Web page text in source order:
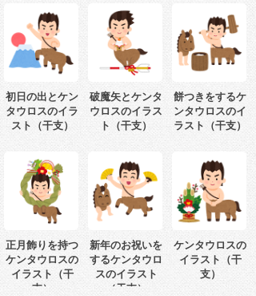
初日の出とケン
タウロスのイラ
スト（干支）
破魔矢とケンタ
ウロスのイラス
ト（干支）
餅つきをするケ
ンタウロスのイ
ラスト（干支）
正月飾りを持つ
ケンタウロスの
イラスト（干
支）
新年のお祝いを
するケンタウロ
スのイラスト
（干支）
ケンタウロスの
イラスト（干
支）